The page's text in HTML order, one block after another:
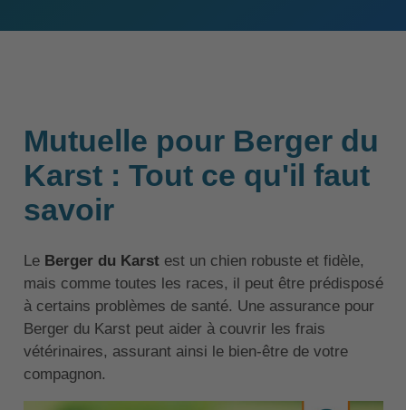
Mutuelle pour Berger du
Karst : Tout ce qu'il faut
savoir
Le Berger du Karstest un chien robuste et fidèle,
mais comme toutes les races, il peut être prédisposé
à certains problèmes de santé. Une assurance pour
Berger du Karst peut aider à couvrir les frais
vétérinaires, assurant ainsi le bien-être de votre
compagnon.